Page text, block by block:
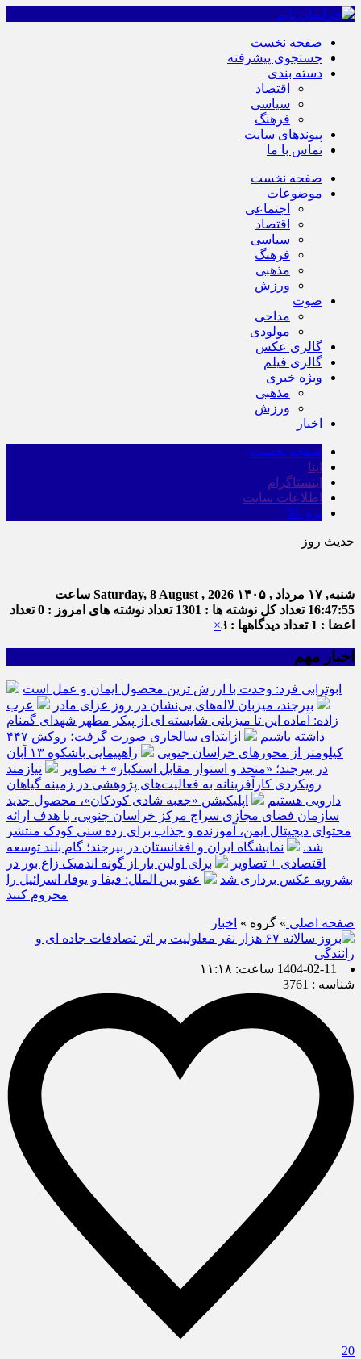
صفحه نخست
جستجوی پیشرفته
دسته بندی
اقتصاد
سیاسی
فرهنگ
پیوندهای سایت
تماس با ما
صفحه نخست
موضوعات
اجتماعی
اقتصاد
سیاسی
فرهنگ
مذهبی
ورزش
صوت
مداحی
مولودی
گالری عکس
گالری فیلم
ویژه خبری
مذهبی
ورزش
اخبار
صفحه نخست
ایتا
اینستاگرام
اطلاعات سایت
برو بالا
حدیث روز
شنبه, ۱۷ مرداد , ۱۴۰۵ Saturday, 8 August , 2026 ساعت
16:47:56 تعداد کل نوشته ها : 1301 تعداد نوشته های امروز : 0
تعداد
اعضا : 1
تعداد دیدگاهها : 3 ×
اخبار مهم
ابوترابی فرد: وحدت با ارزش ترین محصول ایمان و عمل است
بیرجند، میزبان لاله‌های بی‌نشان در روز عزای مادر
عرب
زاده: آماده این تا میزبانی شایسته ای از پیکر مطهر شهدای گمنام
داشته باشیم
ازابتدای سالجاری صورت گرفت؛ روکش ۴۴۷
کیلومتر از محورهای خراسان جنوبی
راهپیمایی باشکوه ۱۳ آبان
در بیرجند؛ «متحد و استوار مقابل استکبار» + تصاویر
نیازمند
رویکردی کارآفرینانه به فعالیت‌های پژوهشی در زمینه گیاهان
دارویی هستیم
اپلیکیشن «جعبه شادی کودکان»، محصول جدید
سازمان فضای مجازی سراج مرکز خراسان جنوبی، با هدف ارائه
محتوای دیجیتال ایمن، آموزنده و جذاب برای رده سنی کودک منتشر
شد.
نمایشگاه ایران و افغانستان در بیرجند؛ گام بلند توسعه
اقتصادی + تصاویر
برای اولین بار از گونه اندمیک زاغ بور در
بشرویه عکس برداری شد
عفو بین الملل: فیفا و یوفا، اسرائیل را
محروم کنند
صفحه اصلی » گروه » اخبار
1404-02-11 ساعت: ۱۱:۱۸
شناسه : 3761
20